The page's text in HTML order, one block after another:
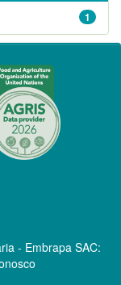
1
- Embrapa SAC: